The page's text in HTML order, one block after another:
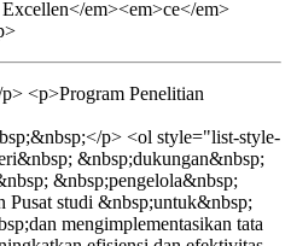
em><em>ce</em>
<p>Program Penelitian
p> <ol style="list-style-
&nbsp;dukungan&nbsp;
&nbsp;pengelola&nbsp;
Pusat studi &nbsp;untuk&nbsp;
mengimplementasikan tata